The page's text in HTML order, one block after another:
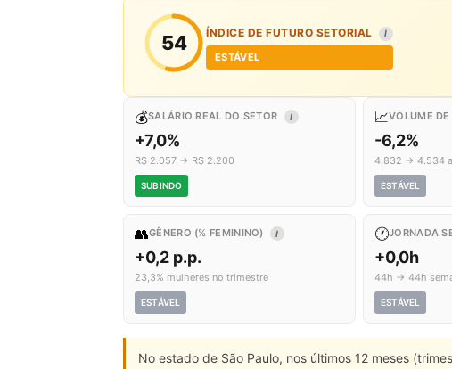
54 ÍNDICE DE FUTURO SETORIAL I
ESTÁVEL
💰SALÁRIO REAL DO SETOR I
+7,0%
R$ 2.057 → R$ 2.200
SUBINDO
📈VOLUME DE
-6,2%
4.832 → 4.534
ESTÁVEL
👥GÊNERO (% FEMININO) I
+0,2 p.p.
23,3% mulheres no trimestre
ESTÁVEL
🕐JORNADA
+0,0h
44h → 44h
ESTÁVEL
No estado de São Paulo, nos últimos 12 meses